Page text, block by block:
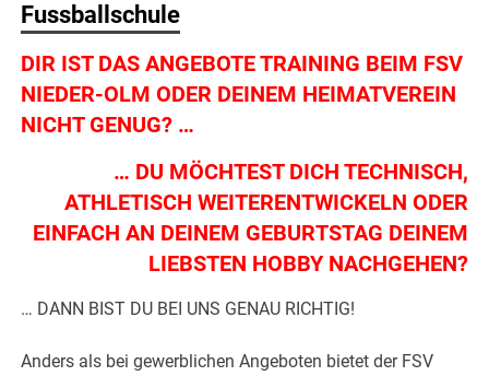
Fussballschule
DIR IST DAS ANGEBOTE TRAINING BEIM FSV
NIEDER-OLM ODER DEINEM HEIMATVEREIN
NICHT GENUG? …
… DU MÖCHTEST DICH TECHNISCH,
ATHLETISCH WEITERENTWICKELN ODER
EINFACH AN DEINEM GEBURTSTAG DEINEM
LIEBSTEN HOBBY NACHGEHEN?
… DANN BIST DU BEI UNS GENAU RICHTIG!
Anders als bei gewerblichen Angeboten bietet der FSV